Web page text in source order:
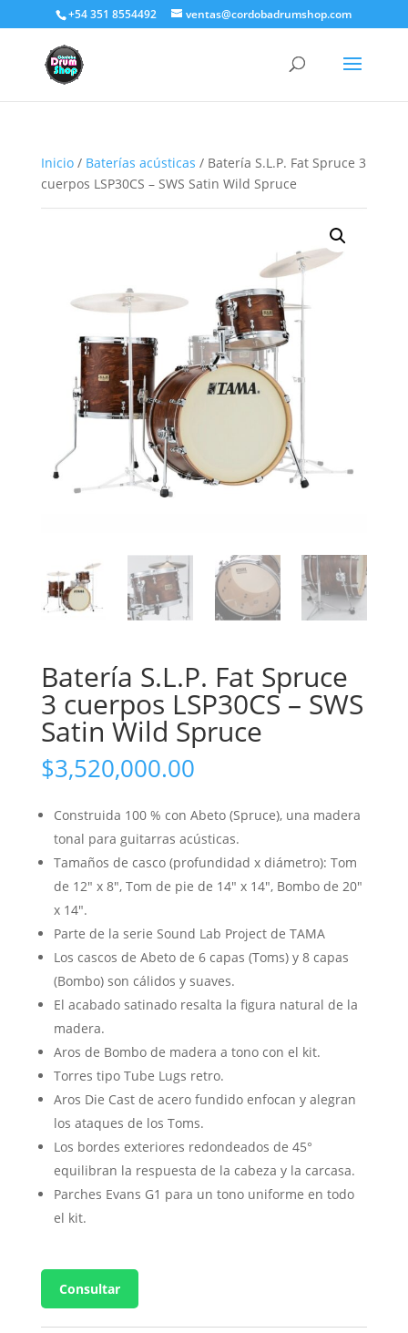
+54 351 8554492 ventas@cordobadrumshop.com
Inicio/ Baterías acústicas / Batería S.L.P. Fat Spruce 3
cuerpos LSP30CS – SWS Satin Wild Spruce
Batería S.L.P. Fat Spruce
3 cuerpos LSP30CS – SWS
Satin Wild Spruce
$3,520,000.00
Construida 100 % con Abeto (Spruce), una madera
tonal para guitarras acústicas.
Tamaños de casco (profundidad x diámetro): Tom
de 12″ x 8″, Tom de pie de 14″ x 14″, Bombo de 20″
x 14″.
Parte de la serie Sound Lab Project de TAMA
Los cascos de Abeto de 6 capas (Toms) y 8 capas
(Bombo) son cálidos y suaves.
El acabado satinado resalta la figura natural de la
madera.
Aros de Bombo de madera a tono con el kit.
Torres tipo Tube Lugs retro.
Aros Die Cast de acero fundido enfocan y alegran
los ataques de los Toms.
Los bordes exteriores redondeados de 45°
equilibran la respuesta de la cabeza y la carcasa.
Parches Evans G1 para un tono uniforme en todo
el kit.
Consultar